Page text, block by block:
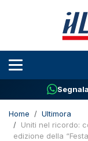
Home
Ultimora
Uniti nel ricordo:
edizione della